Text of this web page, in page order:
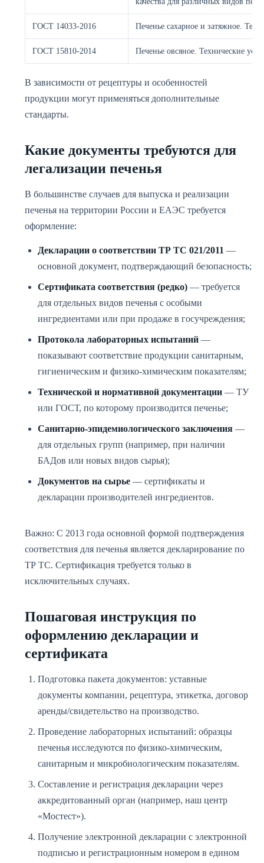
ГОСТ 14033-2016 Печенье сахарное и затяжное.
ГОСТ 15810-2014 Печенье овсяное. Технические
В зависимости от рецептуры и особенностей
продукции могут применяться дополнительные
стандарты.
Какие документы требуются для
легализации печенья
В большинстве случаев для выпуска и реализации
печенья на территории России и ЕАЭС требуется
оформление:
Декларации о соответствии ТР ТС 021/2011 —
основной документ, подтверждающий безопасность;
Сертификата соответствия (редко) — требуется
для отдельных видов печенья с особыми
ингредиентами или при продаже в госучреждения;
Протокола лабораторных испытаний —
показывают соответствие продукции санитарным,
гигиеническим и физико-химическим показателям;
Технической и нормативной документации — ТУ
или ГОСТ, по которому производится печенье;
Санитарно-эпидемиологического заключения —
для отдельных групп (например, при наличии
БАДов или новых видов сырья);
Документов на сырье — сертификаты и
декларации производителей ингредиентов.
Важно: С 2013 года основной формой подтверждения
соответствия для печенья является декларирование по
ТР ТС. Сертификация требуется только в
исключительных случаях.
Пошаговая инструкция по
оформлению декларации и
сертификата
Подготовка пакета документов: уставные
документы компании, рецептура, этикетка, договор
аренды/свидетельство на производство.
Проведение лабораторных испытаний: образцы
печенья исследуются по физико-химическим,
санитарным и микробиологическим показателям.
Составление и регистрация декларации через
аккредитованный орган (например, наш центр
«Мостест»).
Получение электронной декларации с электронной
подписью и регистрационным номером в едином